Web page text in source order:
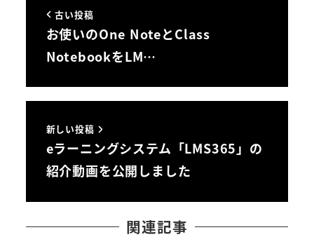
古い投稿
お使いのOne NoteとClass
NotebookをLM…
新しい投稿
eラーニングシステム「LMS365」の
紹介動画を公開しました
関連記事